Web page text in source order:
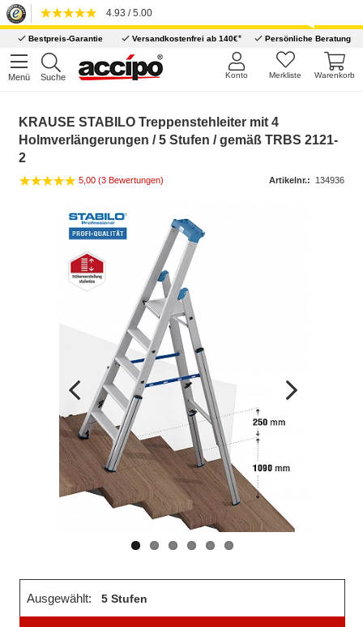
4.93 / 5.00
Bestpreis-Garantie Versandkostenfrei ab 140€* Persönliche Beratung
Menü Suche Warenkorb
Merkliste
Konto
KRAUSE STABILO Treppenstehleiter mit 4
Holmverlängerungen / 5 Stufen / gemäß TRBS 2121-
2
5,00 (3 Bewertungen) Artikelnr.: 134936
Vorheriges
Bild
Nächstes
Ausgewählt: 5 Stufen